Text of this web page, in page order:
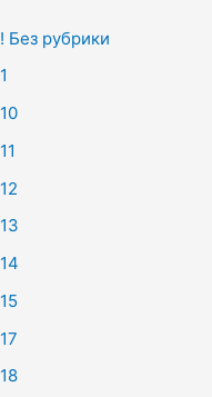
! Без рубрики
1
10
11
12
13
14
15
17
18